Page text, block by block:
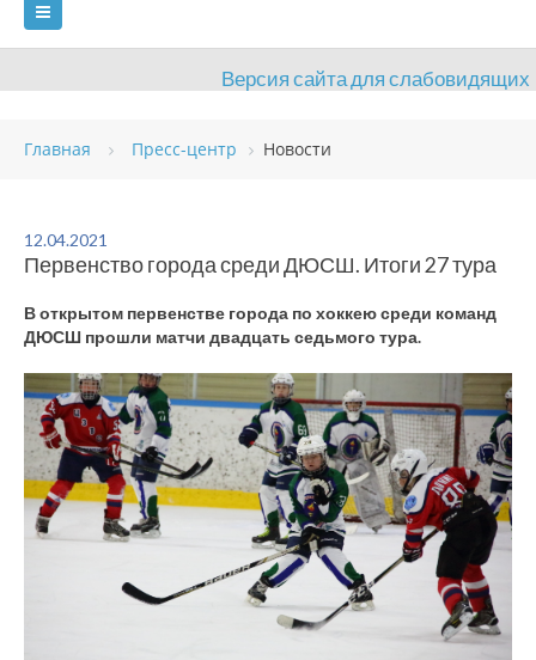
Версия сайта для слабовидящих
ГЛАВНАЯ
ВИДЫ СПОРТА
ОЦЕНКА КАЧЕСТВА ОБРАЗОВАНИЯ ВАКАНСИИ
ПЛАТНЫЕ УСЛУГИ КОНТАКТЫ
Главная Пресс-центр Новости
12.04.2021
Первенство города среди ДЮСШ. Итоги 27 тура
В открытом первенстве города по хоккею среди команд
ДЮСШ прошли матчи двадцать седьмого тура.